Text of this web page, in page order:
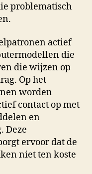
problematisch
actief
die
die wijzen op
Op het
worden
contact op met
en
Deze
ervoor dat de
niet ten koste